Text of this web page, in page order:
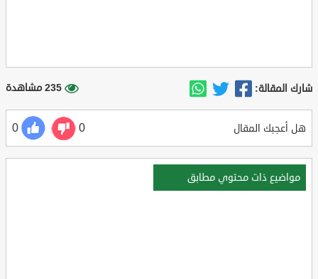
شارك المقالة: 235 مشاهدة
هل أعجبك المقال 0
0
مواضيع ذات محتوي مطابق